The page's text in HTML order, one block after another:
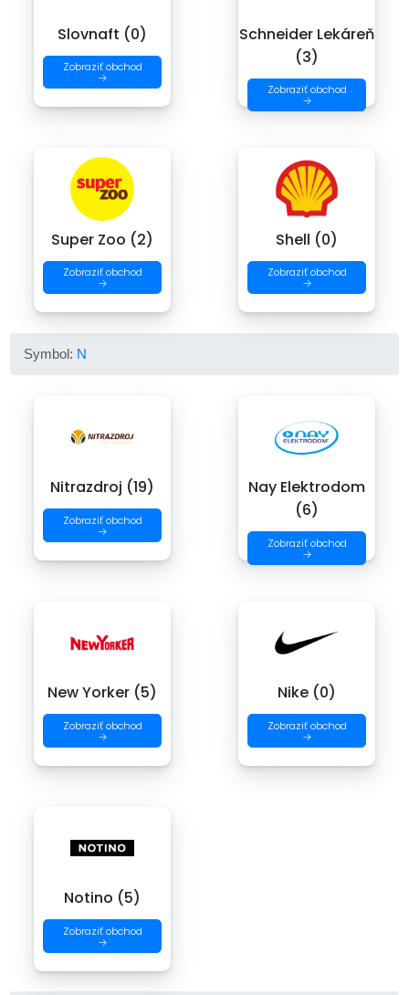
Slovnaft (0)
Zobraziť obchod
→
Schneider Lekáreň
(3)
Zobraziť obchod
→
Super Zoo (2)
Zobraziť obchod
→
Shell (0)
Zobraziť obchod
→
Symbol: N
Nitrazdroj (19)
Zobraziť obchod
→
Nay Elektrodom
(6)
Zobraziť obchod
→
New Yorker (5)
Zobraziť obchod
→
Nike (0)
Zobraziť obchod
→
Notino (5)
Zobraziť obchod
→